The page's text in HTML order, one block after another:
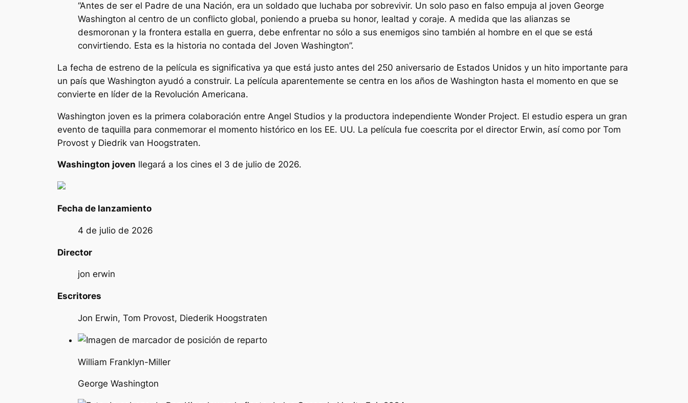
“Antes de ser el Padre de una Nación, era un soldado que luchaba por sobrevivir. Un solo paso en falso empuja al joven George
Washington al centro de un conflicto global, poniendo a prueba su honor, lealtad y coraje. A medida que las alianzas se
desmoronan y la frontera estalla en guerra, debe enfrentar no sólo a sus enemigos sino también al hombre en el que se está
convirtiendo. Esta es la historia no contada del Joven Washington”.
La fecha de estreno de la película es significativa ya que está justo antes del 250 aniversario de Estados Unidos y un hito importante para
un país que Washington ayudó a construir. La película aparentemente se centra en los años de Washington hasta el momento en que se
convierte en líder de la Revolución Americana.
Washington joven es la primera colaboración entre Angel Studios y la productora independiente Wonder Project. El estudio espera un gran
evento de taquilla para conmemorar el momento histórico en los EE. UU. La película fue coescrita por el director Erwin, así como por Tom
Provost y Diedrik van Hoogstraten.
Washington joven llegará a los cines el 3 de julio de 2026.
Fecha de lanzamiento
4 de julio de 2026
Director
jon erwin
Escritores
Jon Erwin, Tom Provost, Diederik Hoogstraten
William Franklyn-Miller
George Washington